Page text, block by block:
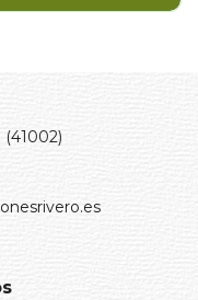
(41002)